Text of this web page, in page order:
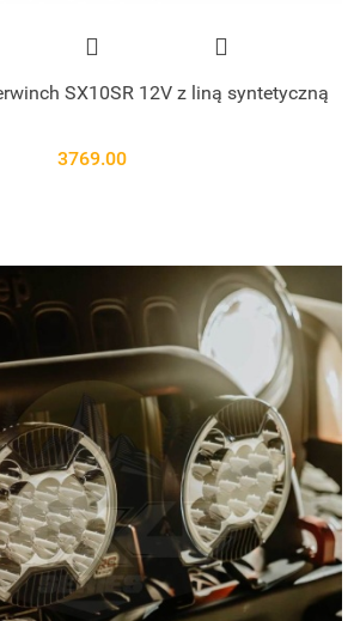
SX10SR 12V z liną syntetyczną
3769.00